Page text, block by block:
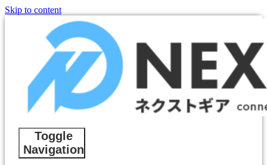
Skip to content
Toggle
Navigation